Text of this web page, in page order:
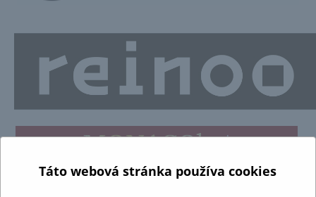
Táto webová stránka používa cookies